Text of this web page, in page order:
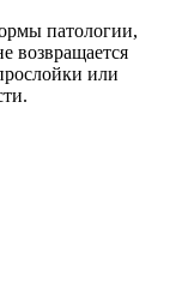
патологии,
возвращается
или